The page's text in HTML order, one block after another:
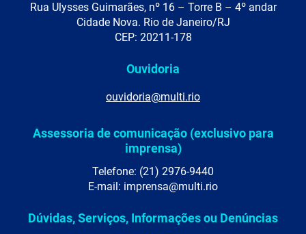
Rua Ulysses Guimarães, nº 16 – Torre B – 4º andar
Cidade Nova. Rio de Janeiro/RJ
CEP: 20211-178
Ouvidoria
ouvidoria@multi.rio
Assessoria de comunicação (exclusivo para
imprensa)
Telefone: (21) 2976-9440
E-mail: imprensa@multi.rio
Dúvidas, Serviços, Informações ou Denúncias